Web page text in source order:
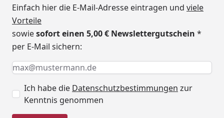
Einfach hier die E-Mail-Adresse eintragen und viele
Vorteile
sowiesofort einen 5,00 € Newslettergutschein *
per E-Mail sichern:
Keine Eingabe erforderlich
Eingabe erforderlich
E-Mail *
Ich habe die Datenschutzbestimmungen zur
Kenntnis genommen